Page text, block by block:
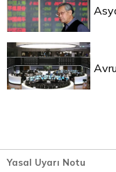
Yasal Uyarı Notu